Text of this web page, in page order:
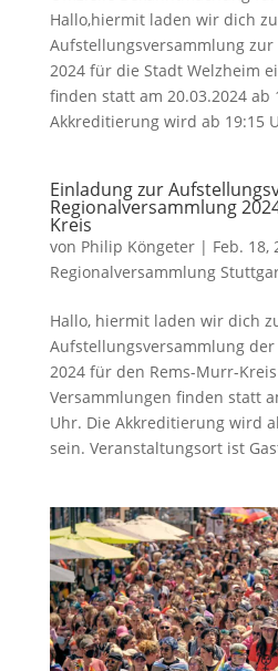
Hallo,hiermit laden wir dich
Aufstellungsversammlung
2024 für die Stadt Welzheim
finden statt am 20.03.2024 ab
Akkreditierung wird ab 19:15
Einladung zur
Regionalversammlung
Kreis
von Philip Köngeter| Feb. 18,
Regionalversammlung
Hallo, hiermit laden wir dich
Aufstellungsversammlung
2024 für den Rems-Murr-
Versammlungen finden statt
Uhr. Die Akkreditierung wird
sein. Veranstaltungsort ist